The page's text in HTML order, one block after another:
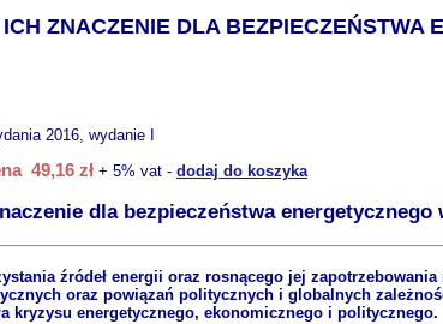
ZNACZENIE DLA BEZPIECZEŃSTWA
2016, wydanie I
49,16 zł + 5% vat - dodaj do koszyka
dla bezpieczeństwa energetycznego
źródeł energii oraz rosnącego jej
oraz powiązań politycznych i globalnych
kryzysu energetycznego, ekonomicznego i politycznego.